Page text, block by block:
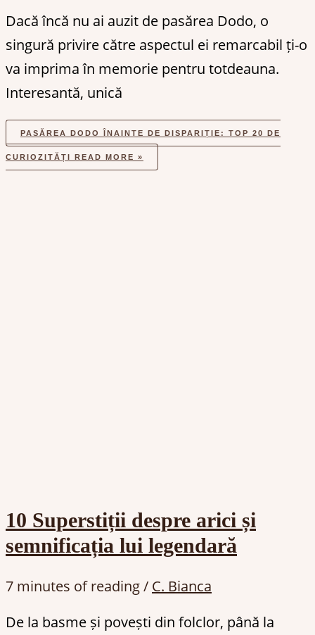
Dacă încă nu ai auzit de pasărea Dodo, o
singură privire către aspectul ei remarcabil ți-o
va imprima în memorie pentru totdeauna.
Interesantă, unică
PASĂREA DODO ÎNAINTE DE DISPARIȚIE: TOP 20 DE
CURIOZITĂȚI READ MORE »
10 Superstiții despre arici și
semnificația lui legendară
7 minutes of reading/ C. Bianca
De la basme și povești din folclor, până la